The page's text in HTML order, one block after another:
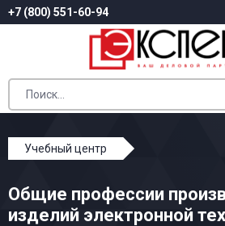
+7 (800) 551-60-94
Учебный центр
Общие профессии производства
электронной техники
Общие профессии
изделий электронной